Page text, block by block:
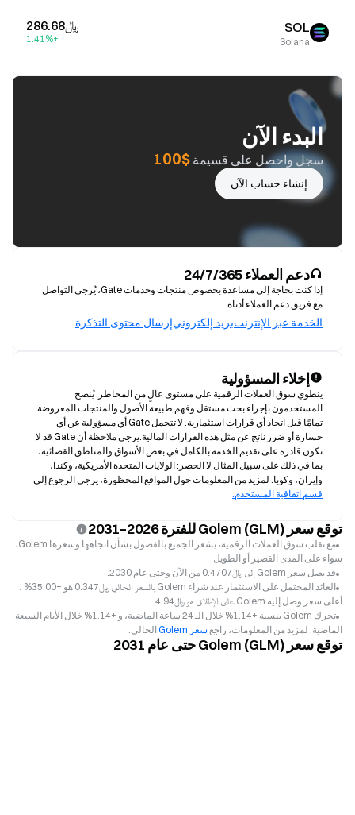
SOL
Solana
﷼‎286.68
+1.41%
البدء الآن
سجل واحصل على قسيمة $100
إنشاء حساب الآن
دعم العملاء 24/7/365
إذا كنت بحاجة إلى مساعدة بخصوص منتجات وخدمات Gate، يُرجى التواصل
مع فريق دعم العملاء أدناه.
الخدمة عبر الإنترنتبريد إلكترونيإرسال محتوى التذكرة
إخلاء المسؤولية
وإيران، وكوبا. لمزيد من المعلومات حول المواقع المحظورة، يرجى الرجوع إلى
قسم اتفاقية المستخدم.
توقع سعر Golem (GLM) للفترة 2026–2031
مع تقلب سوق العملات الرقمية، يشعر الجميع بالفضول بشأن اتجاهها وسعرها Golem،
سواء على المدى القصير أو الطويل.
قد يصل سعر Golem إلى ﷼‎0.4707 من الآن وحتى عام 2030.
العائد المحتمل على الاستثمار عند شراء Golem بالسعر الحالي ﷼‎0.347 هو +35.00% ،
أعلى سعر وصل إليه Golem على الإطلاق هو ﷼‎4.94.
تحرك Golem بنسبة +1.14% خلال الـ 24 ساعة الماضية، و +1.14% خلال الأيام السبعة
الماضية. لمزيد من المعلومات، راجع سعر Golem الحالي.
توقع سعر Golem (GLM) حتى عام 2031